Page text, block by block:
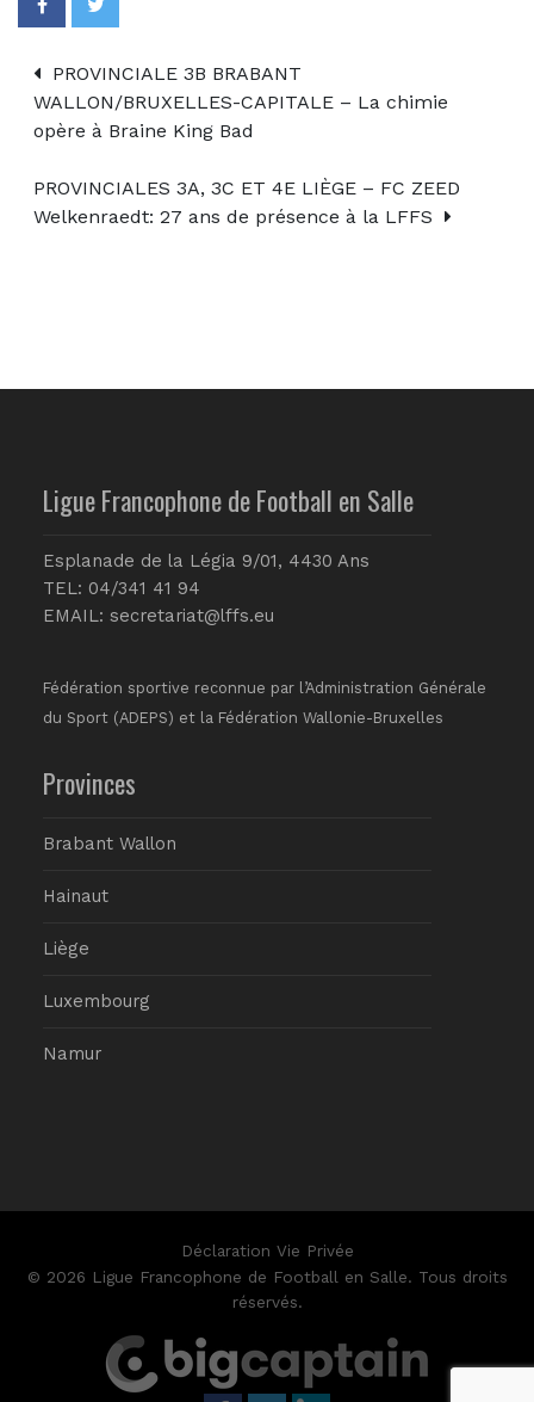
PROVINCIALE 3B BRABANT
WALLON/BRUXELLES-CAPITALE – La chimie
opère à Braine King Bad
PROVINCIALES 3A, 3C ET 4E LIÈGE – FC ZEED
Welkenraedt: 27 ans de présence à la LFFS
Ligue Francophone de Football en Salle
Esplanade de la Légia 9/01, 4430 Ans
TEL: 04/341 41 94
EMAIL: secretariat@lffs.eu
Fédération sportive reconnue par l’Administration Générale
du Sport (ADEPS) et la Fédération Wallonie-Bruxelles
Provinces
Brabant Wallon
Hainaut
Liège
Luxembourg
Namur
Déclaration Vie Privée
© 2026 Ligue Francophone de Football en Salle. Tous droits
réservés.